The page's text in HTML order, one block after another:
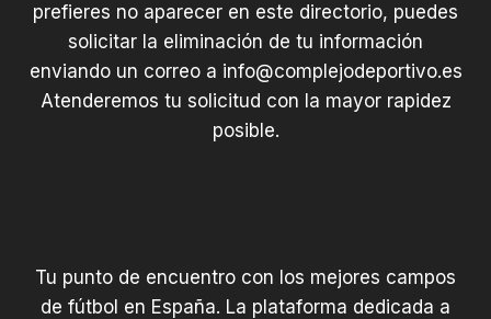
prefieres no aparecer en este directorio, puedes
solicitar la eliminación de tu información
enviando un correo a info@complejodeportivo.es
Atenderemos tu solicitud con la mayor rapidez
posible.
Tu punto de encuentro con los mejores campos
de fútbol en España. La plataforma dedicada a